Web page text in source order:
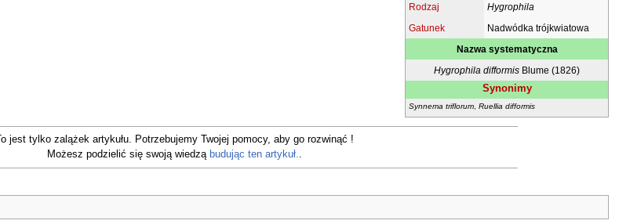
Rodzaj Hygrophila
Gatunek Nadwódka trójkwiatowa
Nazwa systematyczna
Hygrophila difformis Blume (1826)
Synonimy
Synnema triflorum ,Ruellia difformis
To jest tylko zalążek artykułu. Potrzebujemy Twojej pomocy, aby go rozwinąć !
Możesz podzielić się swoją wiedzą budując ten artykuł..